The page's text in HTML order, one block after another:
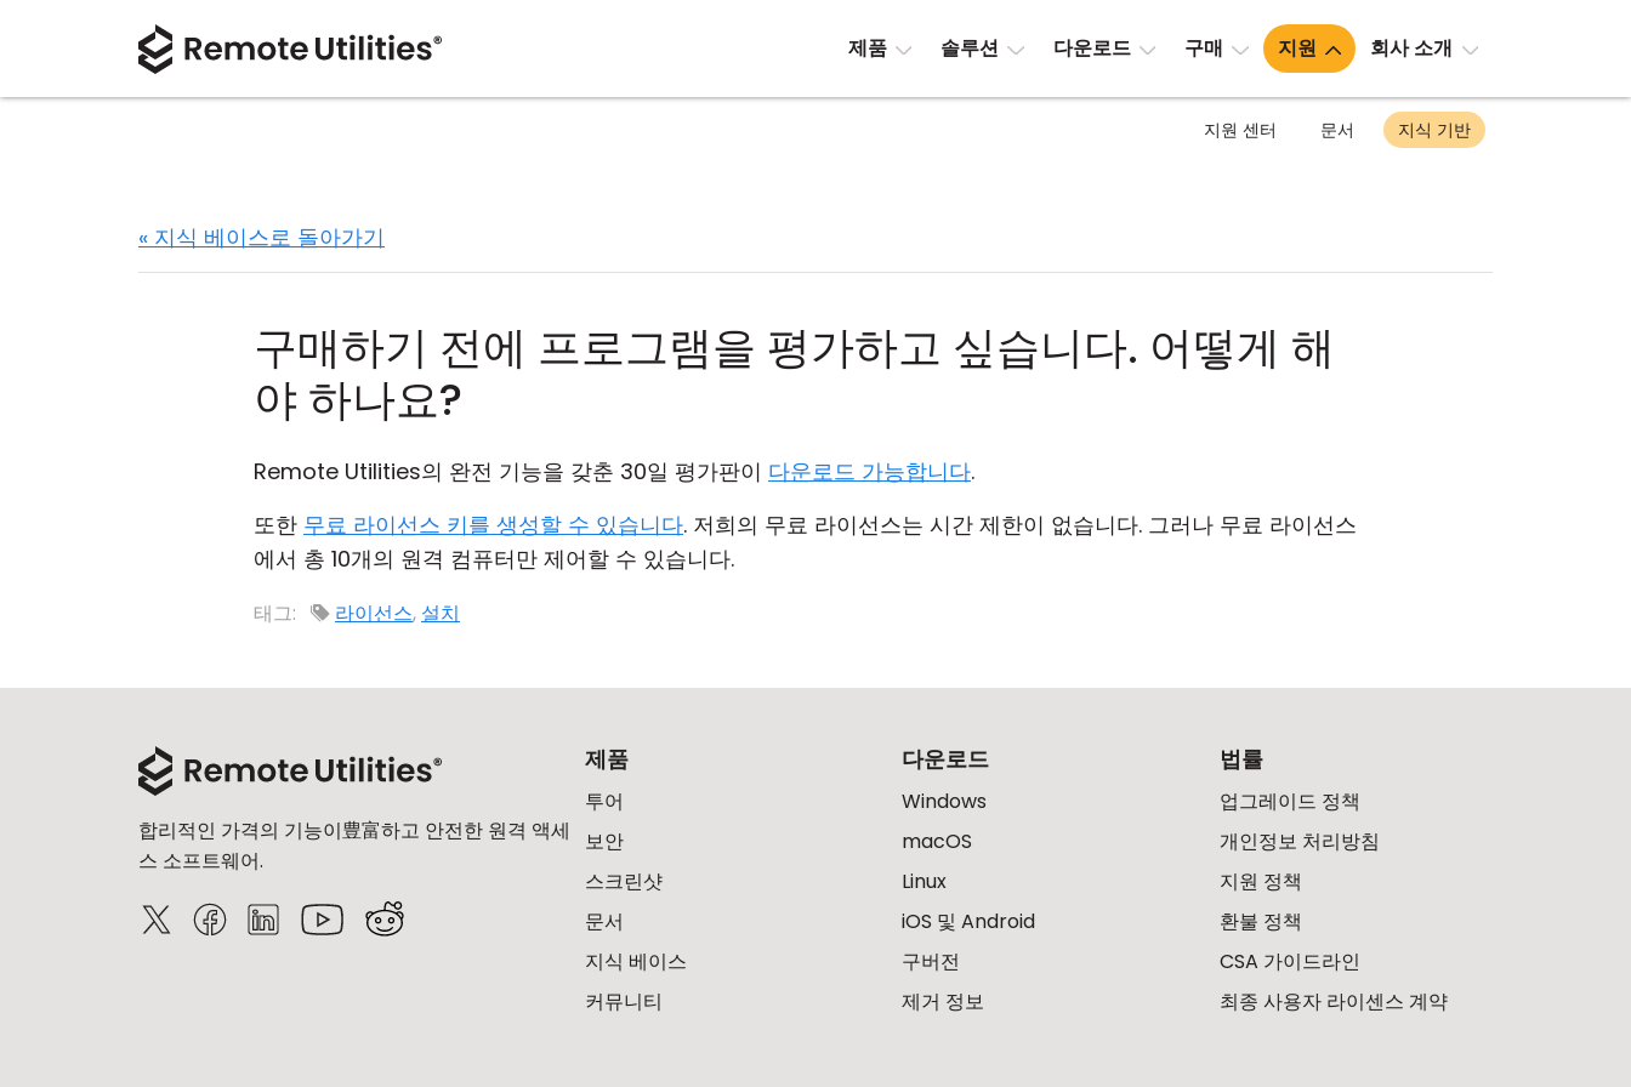
제품 솔루션 다운로드 구매 지원 회사 소개
지원 센터 문서 지식 기반
« 지식 베이스로 돌아가기
구매하기 전에 프로그램을 평가하고 싶습니다. 어떻게 해
야 하나요?
Remote Utilities의 완전 기능을 갖춘 30일 평가판이 다운로드 가능합니다.
또한 무료 라이선스 키를 생성할 수 있습니다. 저희의 무료 라이선스는 시간 제한이 없습니다. 그러나 무료 라이선스
에서 총 10개의 원격 컴퓨터만 제어할 수 있습니다.
태그: 라이선스, 설치
합리적인 가격의 기능이豊富하고 안전한 원격 액세
스 소프트웨어.
제품
투어
보안
스크린샷
문서
지식 베이스
커뮤니티
다운로드
Windows
macOS
Linux
iOS 및 Android
구버전
제거 정보
법률
업그레이드 정책
개인정보 처리방침
지원 정책
환불 정책
CSA 가이드라인
최종 사용자 라이센스 계약